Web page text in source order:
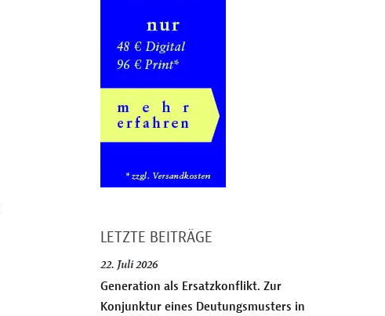
LETZTE BEITRÄGE
22. Juli 2026
Generation als Ersatzkonflikt. Zur
Konjunktur eines Deutungsmusters in